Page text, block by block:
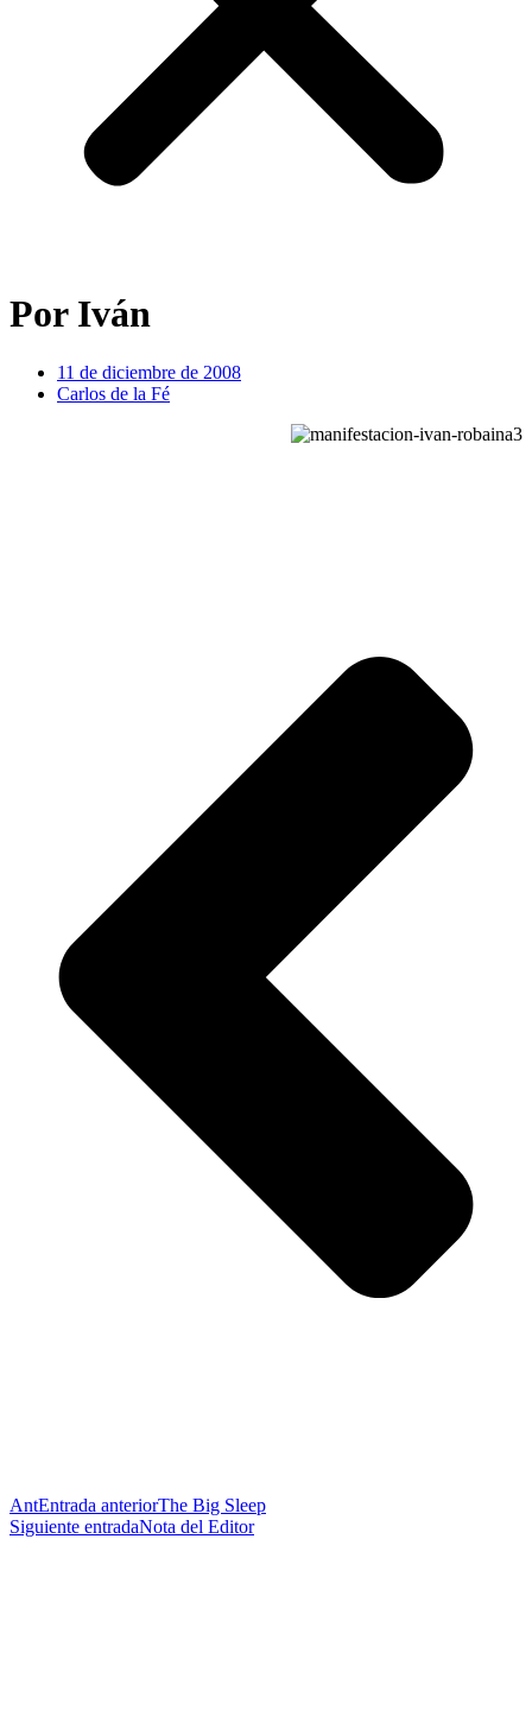
Por Iván
11 de diciembre de 2008
Carlos de la Fé
AntEntrada anteriorThe Big Sleep
Siguiente entradaNota del Editor